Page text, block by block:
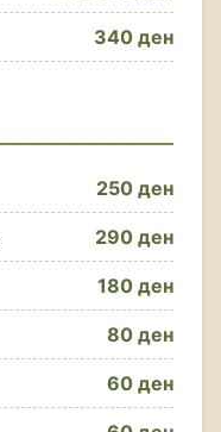
340 ден
250 ден
290 ден
180 ден
80 ден
60 ден